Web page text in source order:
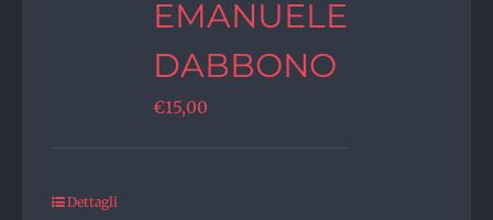
EMANUELE
DABBONO
€15,00
Dettagli